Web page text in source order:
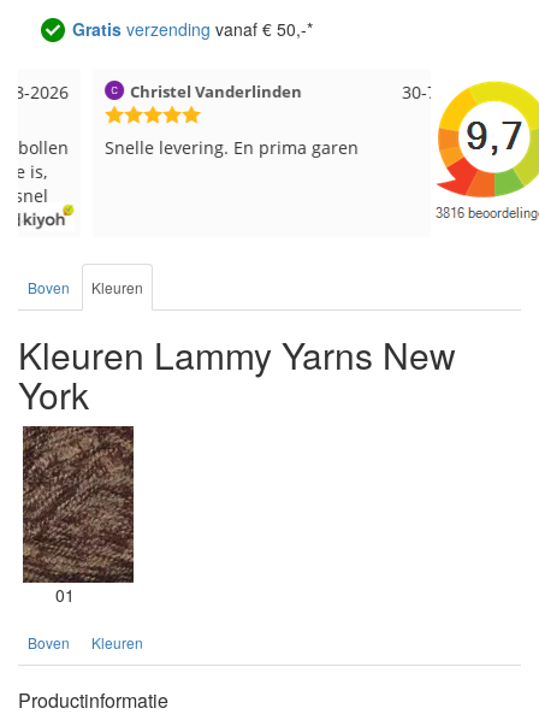
Gratis verzending vanaf € 50,-*
30-7-2026
Christel Vanderlinden
Snelle levering. En prima garen
Snelle
weer
Boven Kleuren
Kleuren Lammy Yarns New
York
01
Boven Kleuren
Productinformatie